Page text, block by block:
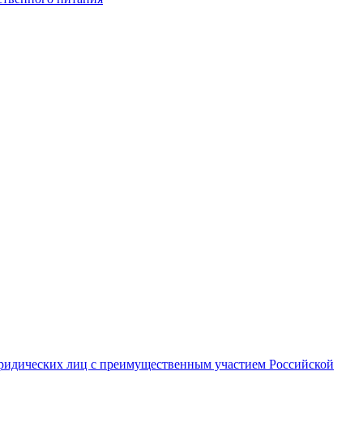
лиц с преимущественным участием Российской